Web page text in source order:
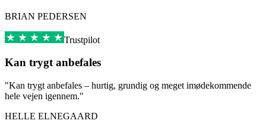
BRIAN PEDERSEN
Trustpilot
Kan trygt anbefales
"Kan trygt anbefales – hurtig, grundig og meget imødekommende
hele vejen igennem."
HELLE ELNEGAARD